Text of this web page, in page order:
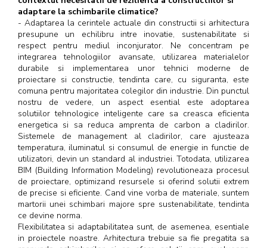
adaptare la schimbarile climatice?
- Adaptarea la cerintele actuale din constructii si arhitectura
presupune un echilibru intre inovatie, sustenabilitate si
respect pentru mediul inconjurator. Ne concentram pe
integrarea tehnologiilor avansate, utilizarea materialelor
durabile si implementarea unor tehnici moderne de
proiectare si constructie, tendinta care, cu siguranta, este
comuna pentru majoritatea colegilor din industrie. Din punctul
nostru de vedere, un aspect esential este adoptarea
solutiilor tehnologice inteligente care sa creasca eficienta
energetica si sa reduca amprenta de carbon a cladirilor.
Sistemele de management al cladirilor, care ajusteaza
temperatura, iluminatul si consumul de energie in functie de
utilizatori, devin un standard al industriei. Totodata, utilizarea
BIM (Building Information Modeling) revolutioneaza procesul
de proiectare, optimizand resursele si oferind solutii extrem
de precise si eficiente. Cand vine vorba de materiale, suntem
martorii unei schimbari majore spre sustenabilitate, tendinta
ce devine norma.
Flexibilitatea si adaptabilitatea sunt, de asemenea, esentiale
in proiectele noastre. Arhitectura trebuie sa fie pregatita sa